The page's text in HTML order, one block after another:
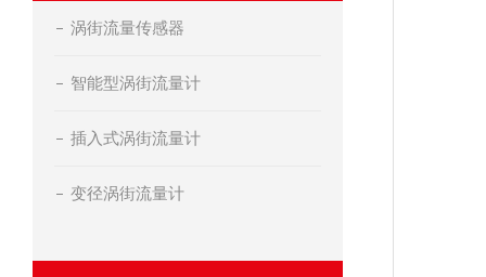
涡街流量传感器
智能型涡街流量计
插入式涡街流量计
变径涡街流量计